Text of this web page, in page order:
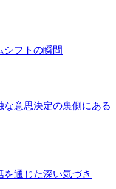
シフトの瞬間
意思決定の裏側にある
通じた深い気づき